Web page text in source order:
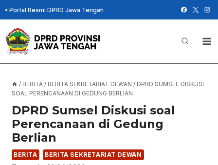
Skip
to
content
• Portal Resmi DPRD Jawa Tengah
/ BERITA / BERITA SEKRETARIAT DEWAN / DPRD SUMSEL DISKUSI
SOAL PERENCANAAN DI GEDUNG BERLIAN
DPRD Sumsel Diskusi soal
Perencanaan di Gedung
Berlian
BERITA BERITA SEKRETARIAT DEWAN